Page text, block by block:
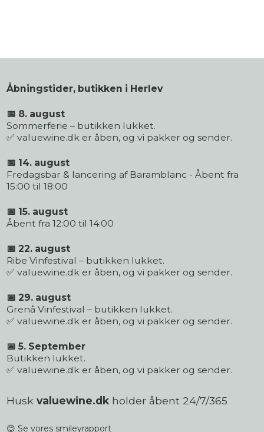
Åbningstider, butikken i Herlev
📅 8. august
Sommerferie – butikken lukket.
✅ valuewine.dk er åben, og vi pakker og sender.
📅 14. august
Fredagsbar & lancering af Baramblanc - Åbent fra
15:00 til 18:00
📅 15. august
Åbent fra 12:00 til 14:00
📅 22. august
Ribe Vinfestival – butikken lukket.
✅ valuewine.dk er åben, og vi pakker og sender.
📅 29. august
Grenå Vinfestival – butikken lukket.
✅ valuewine.dk er åben, og vi pakker og sender.
📅 5. September
Butikken lukket.
✅ valuewine.dk er åben, og vi pakker og sender.
Husk valuewine.dk holder åbent 24/7/365
😊 Se vores smileyrapport